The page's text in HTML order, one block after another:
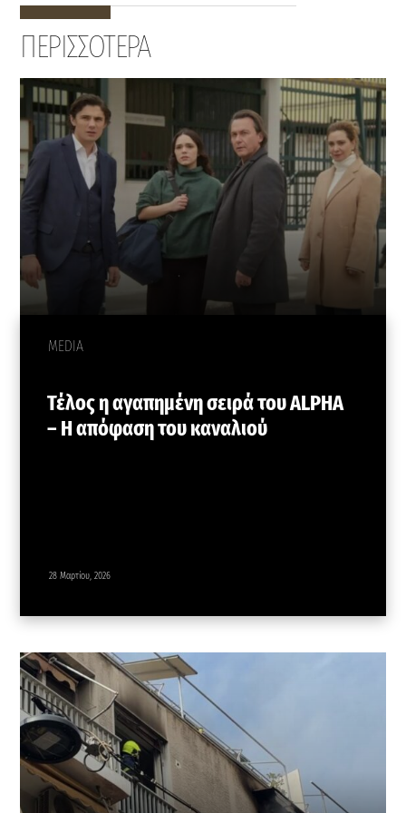
ΠΕΡΙΣΣΟΤΕΡΑ
MEDIA
Τέλος η αγαπημένη σειρά του ALPHA
– Η απόφαση του καναλιού
28 Μαρτίου, 2026